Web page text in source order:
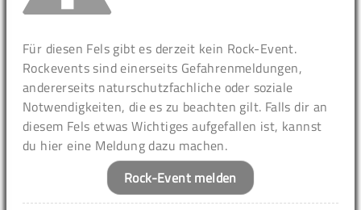
Für diesen Fels gibt es derzeit kein Rock-Event.
Rockevents sind einerseits Gefahrenmeldungen,
andererseits naturschutzfachliche oder soziale
Notwendigkeiten, die es zu beachten gilt. Falls dir an
diesem Fels etwas Wichtiges aufgefallen ist, kannst
du hier eine Meldung dazu machen.
Rock-Event melden